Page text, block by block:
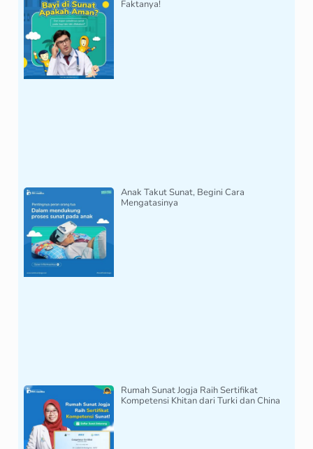
Faktanya!
Anak Takut Sunat, Begini Cara
Mengatasinya
Rumah Sunat Jogja Raih Sertifikat
Kompetensi Khitan dari Turki dan China